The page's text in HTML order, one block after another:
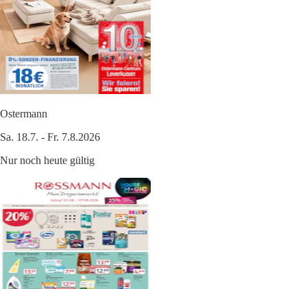
Ostermann
Sa. 18.7. - Fr. 7.8.2026
Nur noch heute gültig